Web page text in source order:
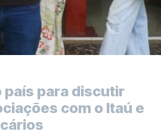
país para discutir
com o Itaú e